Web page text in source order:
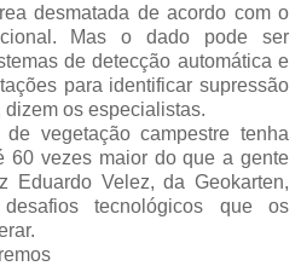
desmatada de acordo com o
Mas o dado pode ser
de detecção automática e
para identificar supressão
os especialistas.
vegetação campestre tenha
60 vezes maior do que a gente
Eduardo Velez, da Geokarten,
tecnológicos que os